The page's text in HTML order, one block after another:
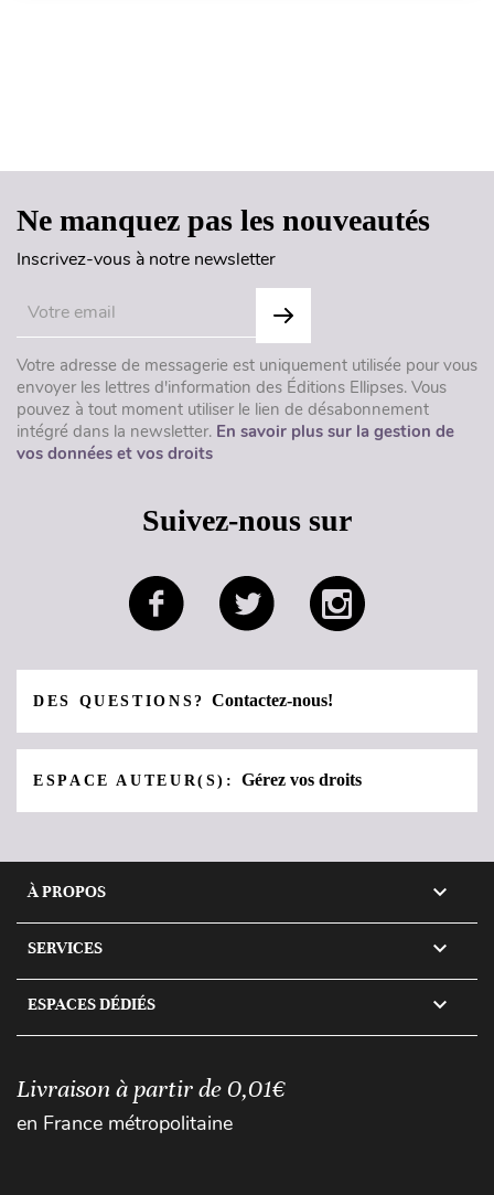
Ne manquez pas les nouveautés
Inscrivez-vous à notre newsletter
Votre adresse de messagerie est uniquement utilisée pour vous
envoyer les lettres d'information des Éditions Ellipses. Vous
pouvez à tout moment utiliser le lien de désabonnement
intégré dans la newsletter. En savoir plus sur la gestion de
vos données et vos droits
Suivez-nous sur
DES QUESTIONS?Contactez-nous!
ESPACE AUTEUR(S):Gérez vos droits
À PROPOS 
SERVICES 
ESPACES DÉDIÉS 
Livraison à partir de 0,01€
en France métropolitaine